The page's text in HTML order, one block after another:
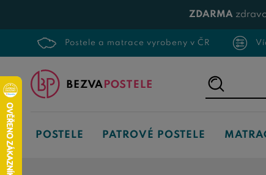
ZDARMA
Postele a matrace vyrobeny v ČR
Napište,
co
hledáte...
POSTELE PATROVÉ POSTELE